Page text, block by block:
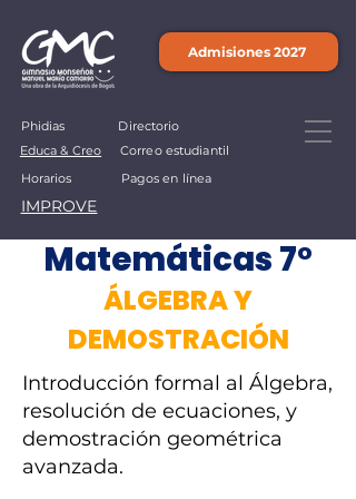
Admisiones 2027
Phidias
Educa & Creo
Horarios
Directorio
Correo estudiantil
Pagos en línea
IMPROVE
Matemáticas 7°
ÁLGEBRA Y
DEMOSTRACIÓN
Introducción formal al Álgebra,
resolución de ecuaciones, y
demostración geométrica
avanzada.